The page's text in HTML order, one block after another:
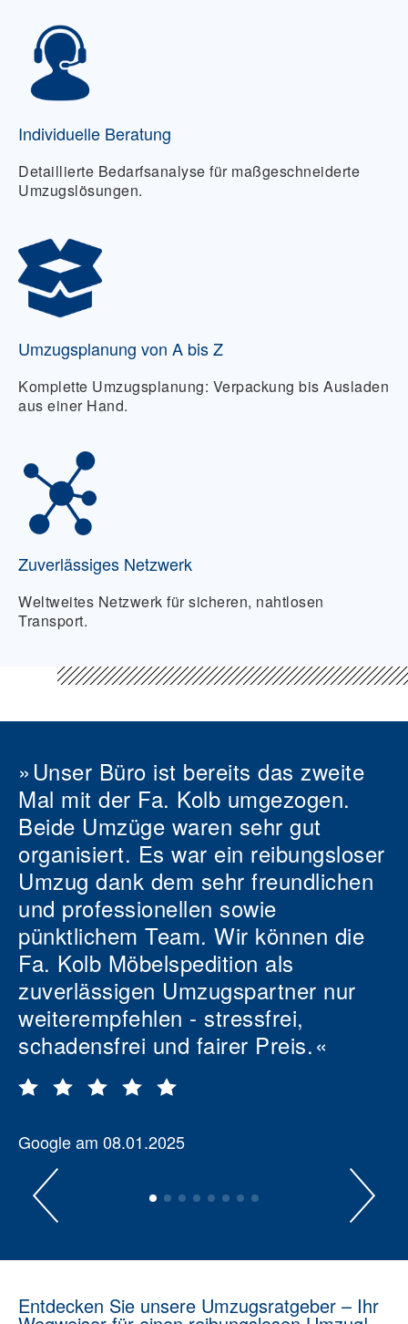
Individuelle Beratung
Detaillierte Bedarfsanalyse für maßgeschneiderte
Umzugslösungen.
Umzugsplanung von A bis Z
Komplette Umzugsplanung: Verpackung bis Ausladen
aus einer Hand.
Zuverlässiges Netzwerk
Weltweites Netzwerk für sicheren, nahtlosen
Transport.
Unser Büro ist bereits das zweite
Mal mit der Fa. Kolb umgezogen.
Beide Umzüge waren sehr gut
organisiert. Es war ein reibungsloser
Umzug dank dem sehr freundlichen
und professionellen sowie
pünktlichem Team. Wir können die
Fa. Kolb Möbelspedition als
zuverlässigen Umzugspartner nur
weiterempfehlen - stressfrei,
schadensfrei und fairer Preis.
Google am 08.01.2025
Entdecken Sie unsere Umzugsratgeber – Ihr